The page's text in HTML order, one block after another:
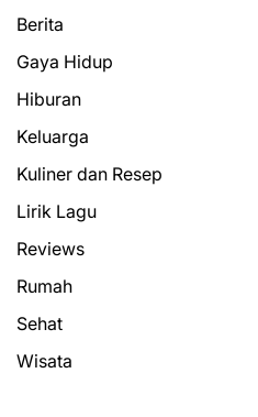
Berita
Gaya Hidup
Hiburan
Keluarga
Kuliner dan Resep
Lirik Lagu
Reviews
Rumah
Sehat
Wisata